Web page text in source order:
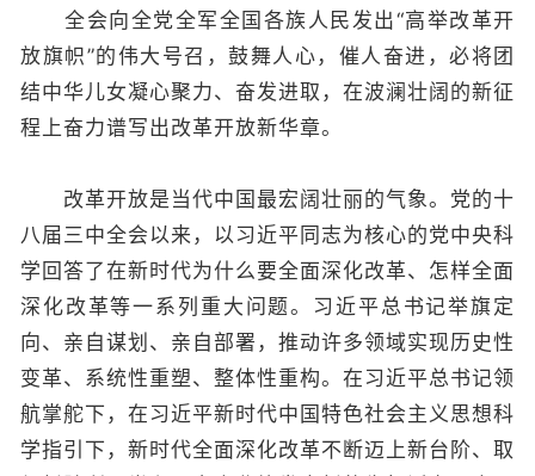
全会向全党全军全国各族人民发出“高举改革开
放旗帜”的伟大号召，鼓舞人心，催人奋进，必将团
结中华儿女凝心聚力、奋发进取，在波澜壮阔的新征
程上奋力谱写出改革开放新华章。
改革开放是当代中国最宏阔壮丽的气象。党的十
八届三中全会以来，以习近平同志为核心的党中央科
学回答了在新时代为什么要全面深化改革、怎样全面
深化改革等一系列重大问题。习近平总书记举旗定
向、亲自谋划、亲自部署，推动许多领域实现历史性
变革、系统性重塑、整体性重构。在习近平总书记领
航掌舵下，在习近平新时代中国特色社会主义思想科
学指引下，新时代全面深化改革不断迈上新台阶、取